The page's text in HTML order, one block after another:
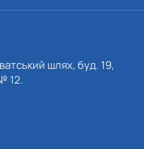
шлях, буд. 19,
12.